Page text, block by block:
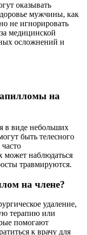
оказывать
мужчины, как
не игнорировать
медицинской
осложнений и
на
в виде небольших
быть телесного
может наблюдаться
травмируются.
на члене?
удаление,
терапию или
помогают
к врачу для